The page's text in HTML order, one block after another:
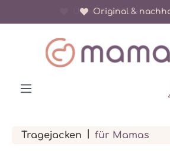
Original &
Über 150.000
Tragejacken für Mamas